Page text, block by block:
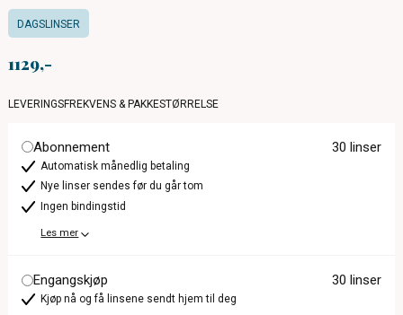
DAGSLINSER
1129
LEVERINGSFREKVENS & PAKKESTØRRELSE
Abonnement 30 linser
Automatisk månedlig betaling
Nye linser sendes før du går tom
Ingen bindingstid
Les mer
Engangskjøp 30 linser
Kjøp nå og få linsene sendt hjem til deg